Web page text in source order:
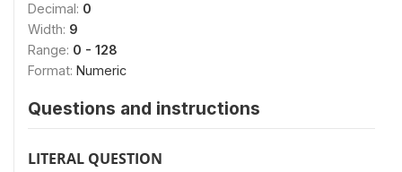
Decimal: 0
Width: 9
Range: 0 - 128
Format: Numeric
Questions and instructions
LITERAL QUESTION